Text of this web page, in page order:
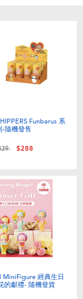
Funbarus 系
-隨機發售
從至$288
MiniFigure 經典生日
的獻禮- 隨機發貨